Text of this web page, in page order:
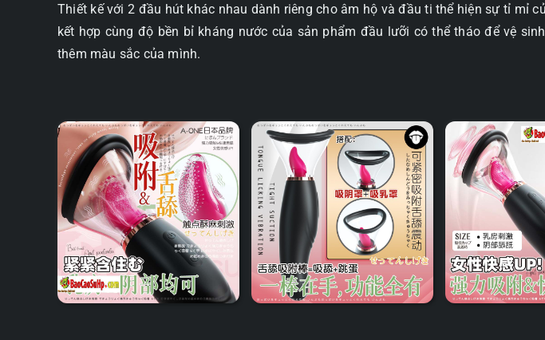
Thiết kế với 2 đầu hút khác nhau dành riêng cho âm hộ và đầu ti thể hiện sự tỉ mỉ
kết hợp cùng độ bền bỉ kháng nước của sản phẩm đầu lưỡi có thể tháo để vệ
thêm màu sắc của mình.